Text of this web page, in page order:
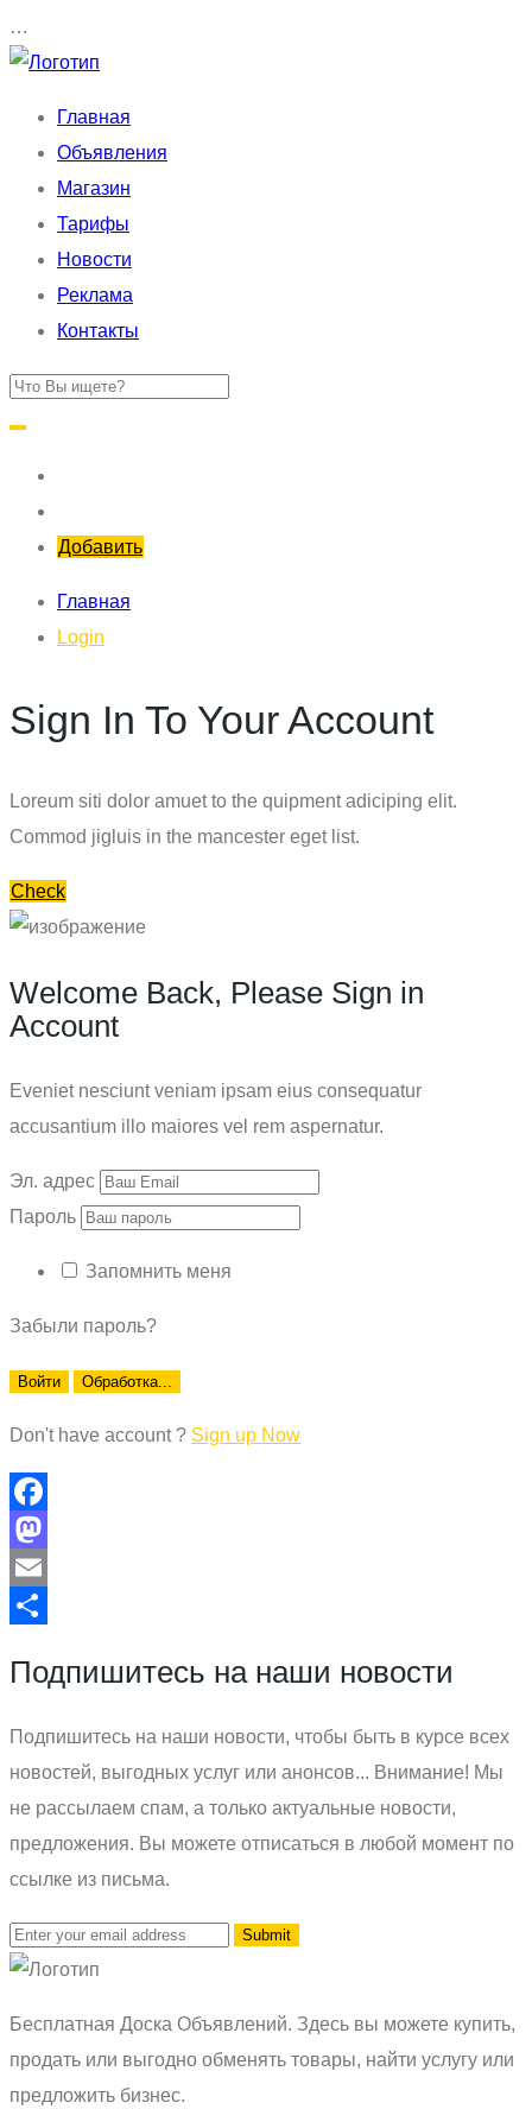
…
Главная
Объявления
Магазин
Тарифы
Новости
Реклама
Контакты
Добавить
Главная
Login
Sign In To Your Account
Loreum siti dolor amuet to the quipment adiciping elit.
Commod jigluis in the mancester eget list.
Check
Welcome Back, Please Sign in
Account
Eveniet nesciunt veniam ipsam eius consequatur
accusantium illo maiores vel rem aspernatur.
Эл. адрес
Пароль
Запомнить меня
Забыли пароль?
Войти Обработка...
Don't have account ? Sign up Now
Facebook
Mastodon
Email
Подпишитесь на наши новости
Подпишитесь на наши новости, чтобы быть в курсе всех
новостей, выгодных услуг или анонсов... Внимание! Мы
не рассылаем спам, а только актуальные новости,
предложения. Вы можете отписаться в любой момент по
ссылке из письма.
Бесплатная Доска Объявлений. Здесь вы можете купить,
продать или выгодно обменять товары, найти услугу или
предложить бизнес.